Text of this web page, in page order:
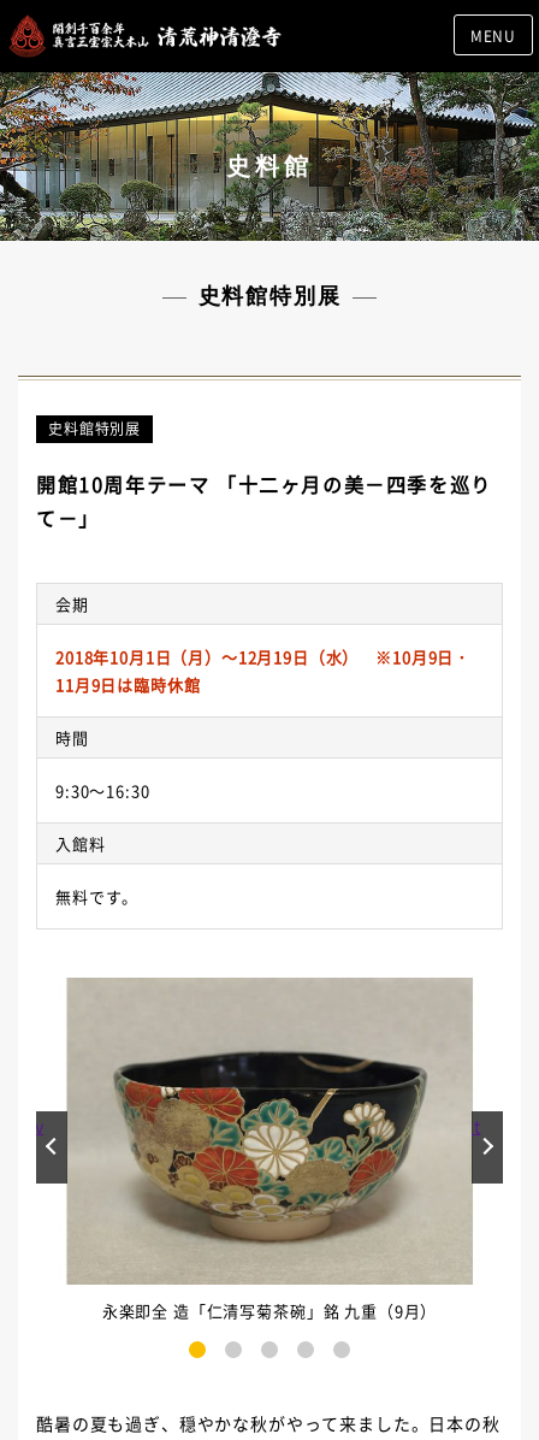
MENU
史料館
史料館特別展
史料館特別展
開館10周年テーマ 「十二ヶ月の美－四季を巡り
て－」
会期
2018年10月1日（月）～12月19日（水） ※10月9日・
11月9日は臨時休館
時間
9:30～16:30
入館料
無料です。
永楽即全 造「仁清写菊茶碗」銘 九重（9月）
3 4 5
Prev Next
酷暑の夏も過ぎ、穏やかな秋がやって来ました。日本の秋